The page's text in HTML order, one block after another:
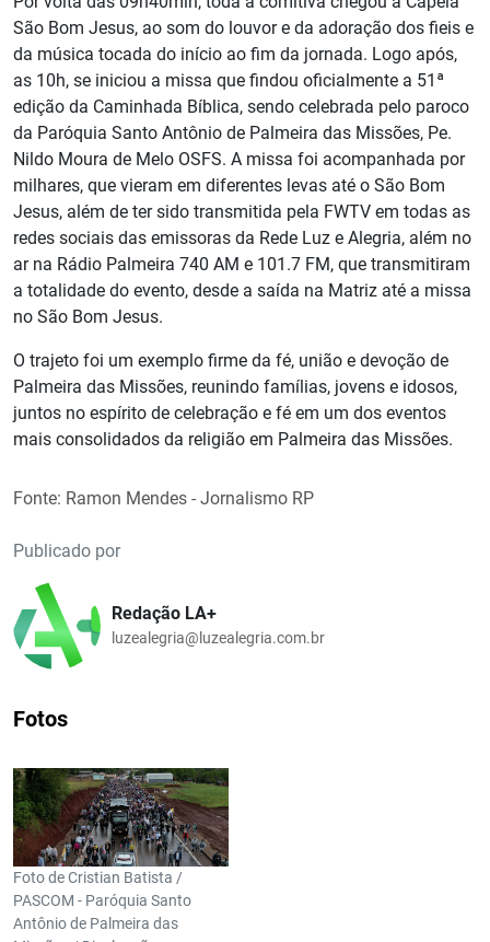
São Bom Jesus, ao som do louvor e da adoração dos fieis e
da música tocada do início ao fim da jornada. Logo após,
as 10h, se iniciou a missa que findou oficialmente a 51ª
edição da Caminhada Bíblica, sendo celebrada pelo paroco
da Paróquia Santo Antônio de Palmeira das Missões, Pe.
Nildo Moura de Melo OSFS. A missa foi acompanhada por
milhares, que vieram em diferentes levas até o São Bom
Jesus, além de ter sido transmitida pela FWTV em todas as
redes sociais das emissoras da Rede Luz e Alegria, além no
ar na Rádio Palmeira 740 AM e 101.7 FM, que transmitiram
a totalidade do evento, desde a saída na Matriz até a missa
no São Bom Jesus.
O trajeto foi um exemplo firme da fé, união e devoção de
Palmeira das Missões, reunindo famílias, jovens e idosos,
juntos no espírito de celebração e fé em um dos eventos
mais consolidados da religião em Palmeira das Missões.
Fonte: Ramon Mendes - Jornalismo RP
Publicado por
Redação LA+
luzealegria@luzealegria.com.br
Fotos
Foto de Cristian Batista /
PASCOM - Paróquia Santo
Antônio de Palmeira das